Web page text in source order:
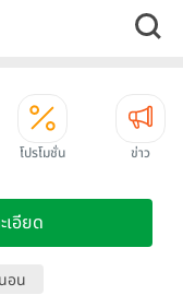
โปรโมชั่น ข่าว
อียด
อน